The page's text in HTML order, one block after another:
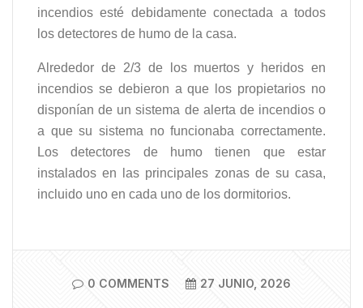
incendios esté debidamente conectada a todos
los detectores de humo de la casa.
Alrededor de 2/3 de los muertos y heridos en
incendios se debieron a que los propietarios no
disponían de un sistema de alerta de incendios o
a que su sistema no funcionaba correctamente.
Los detectores de humo tienen que estar
instalados en las principales zonas de su casa,
incluido uno en cada uno de los dormitorios.
0 COMMENTS 27 JUNIO, 2026